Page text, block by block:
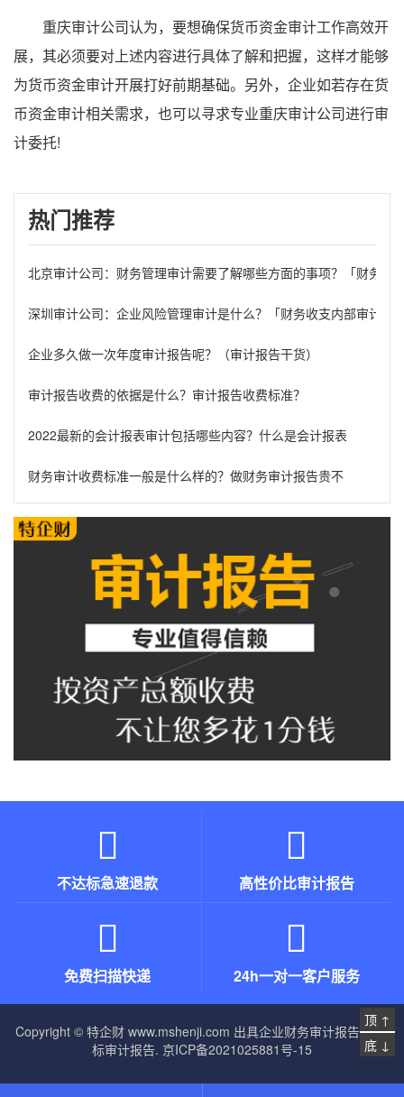
重庆审计公司认为，要想确保货币资金审计工作高效开
展，其必须要对上述内容进行具体了解和把握，这样才能够
为货币资金审计开展打好前期基础。另外，企业如若存在货
币资金审计相关需求，也可以寻求专业重庆审计公司进行审
计委托!
热门推荐
北京审计公司：财务管理审计需要了解哪些方面的事项？「财务审
深圳审计公司：企业风险管理审计是什么？「财务收支内部审计管
企业多久做一次年度审计报告呢？（审计报告干货）
审计报告收费的依据是什么？审计报告收费标准？
2022最新的会计报表审计包括哪些内容？什么是会计报表
财务审计收费标准一般是什么样的？做财务审计报告贵不
不达标急速退款 高性价比审计报告
免费扫描快递 24h一对一客户服务
Copyright © 特企财 www.mshenji.com 出具企业财务审计报告,招投
标审计报告. 京ICP备2021025881号-15
顶 ↑
底 ↓